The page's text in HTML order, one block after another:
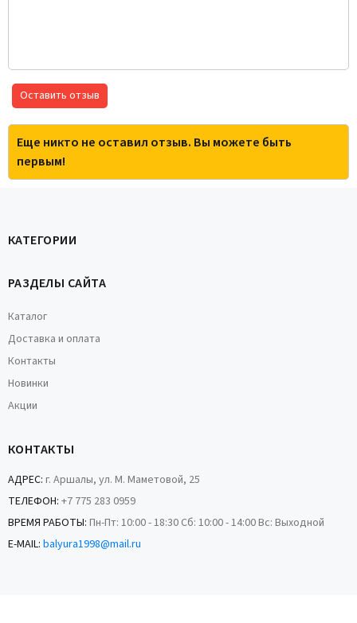
Оставить отзыв
Еще никто не оставил отзыв. Вы можете быть
первым!
КАТЕГОРИИ
РАЗДЕЛЫ САЙТА
Каталог
Доставка и оплата
Контакты
Новинки
Акции
КОНТАКТЫ
АДРЕС: г. Аршалы, ул. М. Маметовой, 25
ТЕЛЕФОН: +7 775 283 0959
ВРЕМЯ РАБОТЫ: Пн-Пт: 10:00 - 18:30 Сб: 10:00 - 14:00 Вс: Выходной
E-MAIL: balyura1998@mail.ru